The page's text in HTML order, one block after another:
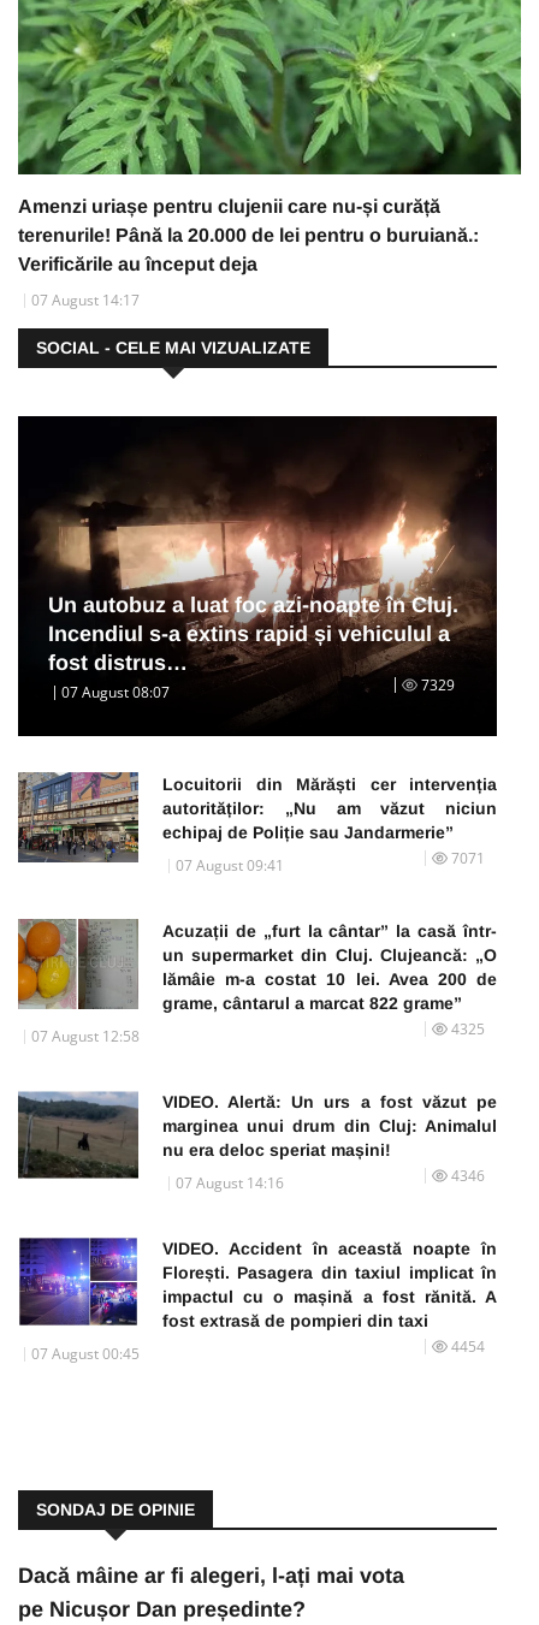
Amenzi uriașe pentru clujenii care nu-și curăță
terenurile! Până la 20.000 de lei pentru o buruiană.:
Verificările au început deja
07 August 14:17
SOCIAL - CELE MAI VIZUALIZATE
Un autobuz a luat foc azi-noapte în Cluj.
Incendiul s-a extins rapid și vehiculul a
fost distrus…
07 August 08:07 7329
Locuitorii din Mărăști cer intervenția
autorităților: „Nu am văzut niciun
echipaj de Poliție sau Jandarmerie”
07 August 09:41 7071
Acuzații de „furt la cântar” la casă într-
un supermarket din Cluj. Clujeancă: „O
lămâie m-a costat 10 lei. Avea 200 de
grame, cântarul a marcat 822 grame”
07 August 12:58 4325
VIDEO. Alertă: Un urs a fost văzut pe
marginea unui drum din Cluj: Animalul
nu era deloc speriat mașini!
07 August 14:16 4346
VIDEO. Accident în această noapte în
Florești. Pasagera din taxiul implicat în
impactul cu o mașină a fost rănită. A
fost extrasă de pompieri din taxi
07 August 00:45 4454
SONDAJ DE OPINIE
Dacă mâine ar fi alegeri, l-ați mai vota
pe Nicușor Dan președinte?